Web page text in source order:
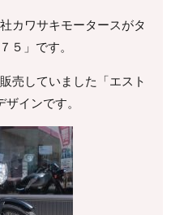
カワサキモータースがタ
５」です。
売していました「エスト
インです。